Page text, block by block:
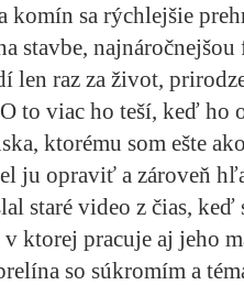
komín sa rýchlejšie
stavbe,
len raz za život,
to viac ho teší, keď ho
ktorému som ešte
ju opraviť a zároveň
staré video z čias, keď
ktorej pracuje aj jeho
so súkromím a